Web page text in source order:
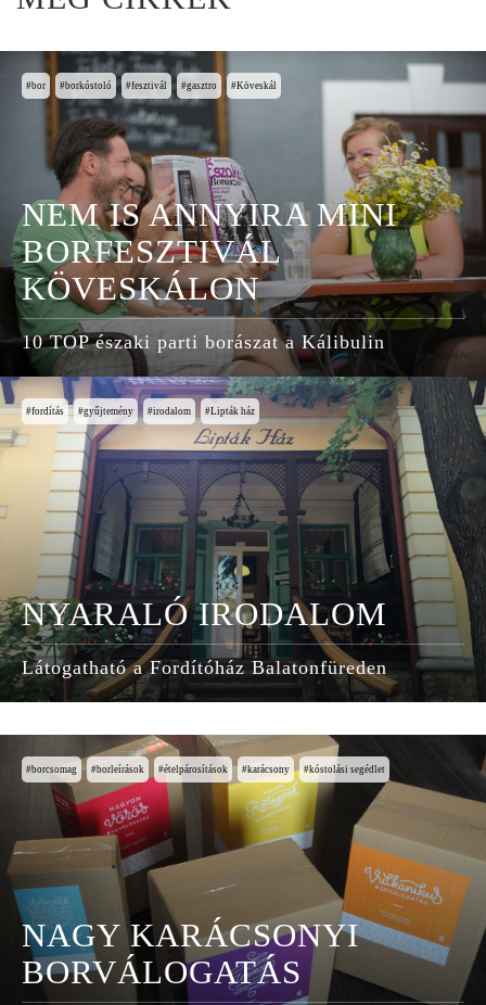
bor borkóstoló fesztivál gasztro Köveskál
NEM IS ANNYIRA MINI
BORFESZTIVÁL
KÖVESKÁLON
10 TOP északi parti borászat a Kálibulin
fordítás gyűjtemény irodalom Lipták ház
NYARALÓ IRODALOM
Látogatható a Fordítóház Balatonfüreden
borcsomag borleírások ételpárosítások karácsony kóstolási segédlet
NAGY KARÁCSONYI
BORVÁLOGATÁS